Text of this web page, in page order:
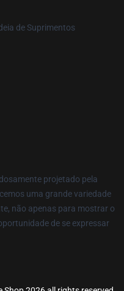
de Suprimentos
projetado pela
uma grande variedade
não apenas para mostrar o
de se expressar